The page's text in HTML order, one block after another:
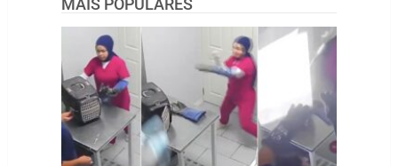
MAIS POPULARES